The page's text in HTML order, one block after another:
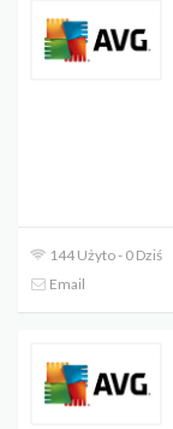
144 Użyto - 0 Dziś
Email